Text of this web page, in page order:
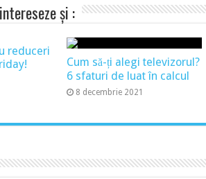
și :
reduceri
Cum să-ți alegi televizorul?
6 sfaturi de luat în calcul
8 decembrie 2021